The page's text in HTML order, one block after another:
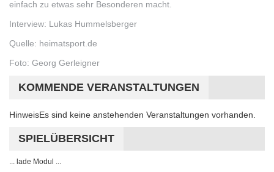
einfach zu etwas sehr Besonderen macht.
Interview: Lukas Hummelsberger
Quelle: heimatsport.de
Foto: Georg Gerleigner
KOMMENDE VERANSTALTUNGEN
HinweisEs sind keine anstehenden Veranstaltungen vorhanden.
SPIELÜBERSICHT
... lade Modul ...